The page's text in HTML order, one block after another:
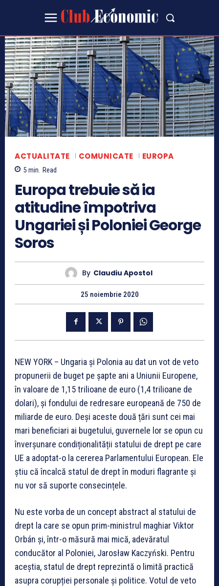
ACTUALITATE COMUNICATE EUROPA
5 min. Read
Europa trebuie să ia
atitudine împotriva
Ungariei și Poloniei George
Soros
By Claudiu Apostol
25 noiembrie 2020
NEW YORK – Ungaria și Polonia au dat un vot de veto
propunerii de buget pe șapte ani a Uniunii Europene,
în valoare de 1,15 trilioane de euro (1,4 trilioane de
dolari), și fondului de redresare europeană de 750 de
miliarde de euro. Deși aceste două țări sunt cei mai
mari beneficiari ai bugetului, guvernele lor se opun cu
înverșunare condiționalității statului de drept pe care
UE a adoptat-o la cererea Parlamentului European. Ele
știu că încalcă statul de drept în moduri flagrante și
nu vor să suporte consecințele.
Nu este vorba de un concept abstract al statului de
drept la care se opun prim-ministrul maghiar Viktor
Orbán și, într-o măsură mai mică, adevăratul
conducător al Poloniei, Jarosław Kaczyński. Pentru
aceștia, statul de drept reprezintă o limită practică
asupra corupției personale și politice. Votul de veto